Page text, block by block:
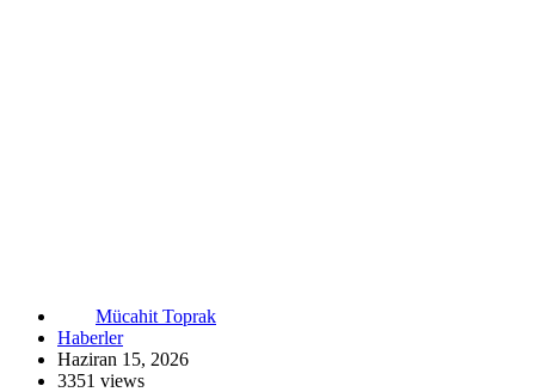
Mücahit Toprak
Haberler
Haziran 15, 2026
3351 views